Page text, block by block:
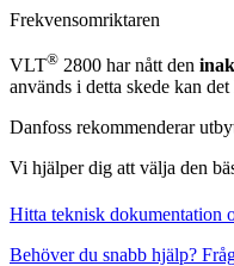
Frekvensomriktaren
VLT® 2800 har nått den
används i detta skede kan
Danfoss rekommenderar
Vi hjälper dig att välja den
Hitta teknisk dokumentation
Behöver du snabb hjälp?